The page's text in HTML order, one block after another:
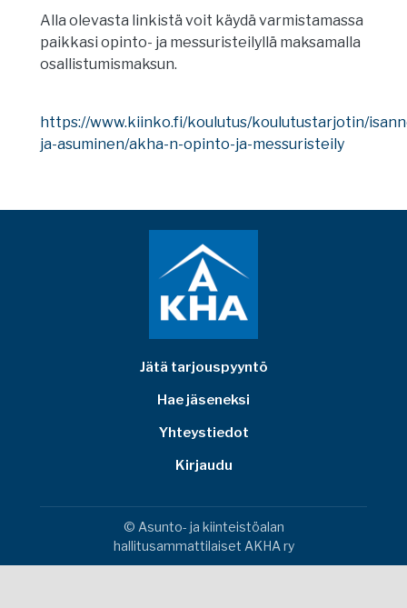
Alla olevasta linkistä voit käydä varmistamassa
paikkasi opinto- ja messuristeilyllä maksamalla
osallistumismaksun.
https://www.kiinko.fi/koulutus/koulutustarjotin/
ja-asuminen/akha-n-opinto-ja-messuristeily
Jätä tarjouspyyntö
Hae jäseneksi
Yhteystiedot
Kirjaudu
© Asunto- ja kiinteistöalan
hallitusammattilaiset AKHA ry